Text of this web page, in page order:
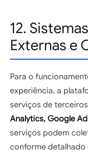
12.
Externas e
Para o
experiência, a
serviços de
Analytics, Google
serviços podem
conforme detalhado